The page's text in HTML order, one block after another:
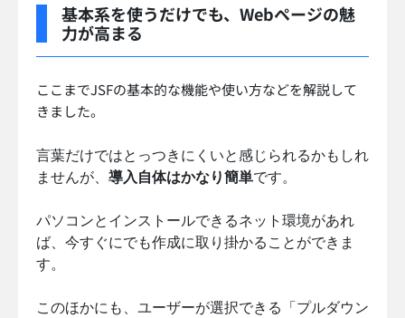
基本系を使うだけでも、Webページの魅
力が高まる
ここまでJSFの基本的な機能や使い方などを解説して
きました。
言葉だけではとっつきにくいと感じられるかもしれ
ませんが、 導入自体はかなり簡単です。
パソコンとインストールできるネット環境があれ
ば、今すぐにでも作成に取り掛かることができま
す。
このほかにも、ユーザーが選択できる「プルダウン